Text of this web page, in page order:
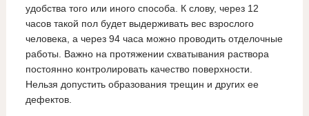
удобства того или иного способа. К слову, через 12
часов такой пол будет выдерживать вес взрослого
человека, а через 94 часа можно проводить отделочные
работы. Важно на протяжении схватывания раствора
постоянно контролировать качество поверхности.
Нельзя допустить образования трещин и других ее
дефектов.